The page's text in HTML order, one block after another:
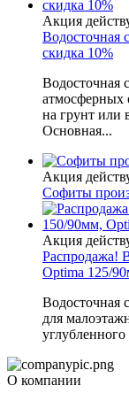
Акция
Водосточная
скидка 10%
Водосточная
атмосферных
на грунт или
Основная...
Акция
Софиты
Акция
Распродажа!
Optima 125/
Водосточная
для
О компании